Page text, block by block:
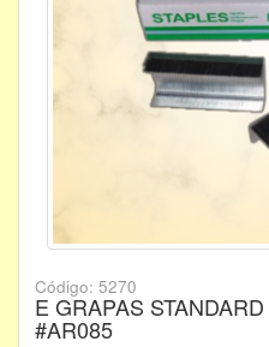
Código: 5270
E GRAPAS
#AR085